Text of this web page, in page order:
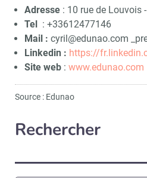
Adresse: 10 rue de Louvois
Tel : +33612477146
Mail : cyril@edunao.com
Linkedin : https://
Site web: www.edunao.com
Source : Edunao
Rechercher